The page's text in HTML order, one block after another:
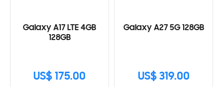
Galaxy A17 LTE 4GB
128GB
US$ 175.00
Galaxy A27 5G 128GB
US$ 319.00